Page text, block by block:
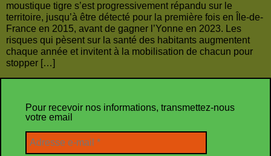
moustique tigre s’est progressivement répandu sur le
territoire, jusqu’à être détecté pour la première fois en Île-de-
France en 2015, avant de gagner l’Yonne en 2023. Les
risques qui pèsent sur la santé des habitants augmentent
chaque année et invitent à la mobilisation de chacun pour
stopper […]
Pour recevoir nos informations, transmettez-nous
votre email